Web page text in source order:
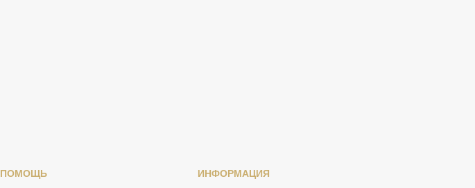
ПОМОЩЬ ИНФОРМАЦИЯ